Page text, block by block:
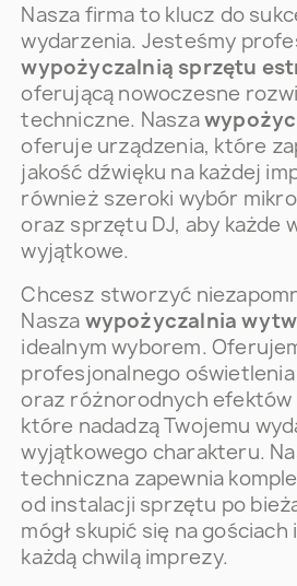
Nasza firma to klucz do
wydarzenia. Jesteśmy
wypożyczalnią sprzętu
oferującą nowoczesne
techniczne. Nasza
oferuje urządzenia, które
jakość dźwięku na każdej
również szeroki wybór
oraz sprzętu DJ, aby każde
wyjątkowe.
Chcesz stworzyć
Nasza wypożyczalnia
idealnym wyborem.
profesjonalnego
oraz różnorodnych efektów
które nadadzą Twojemu
wyjątkowego charakteru.
techniczna zapewnia
od instalacji sprzętu po
mógł skupić się na gościach
każdą chwilą imprezy.